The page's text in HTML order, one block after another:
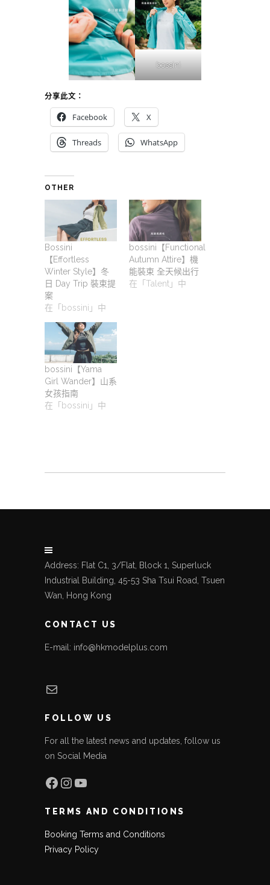
bossini
分享此文：
Facebook X
Threads WhatsApp
OTHER
Bossini
【Effortless
Winter Style】冬
日 Day Trip 裝束提
案
在「bossini」中
bossini【Functional
Autumn Attire】機
能裝束 全天候出行
在「Talent」中
bossini【Yama
Girl Wander】山系
女孩指南
在「bossini」中
Address: Flat C1, 3/Flat, Block 1, Superluck
Industrial Building, 45-53 Sha Tsui Road, Tsuen
Wan, Hong Kong
CONTACT US
E-mail: info@hkmodelplus.com
Mail
FOLLOW US
For all the latest news and updates, follow us
on Social Media
Facebook
Instagram
YouTube
TERMS AND CONDITIONS
Booking Terms and Conditions
Privacy Policy